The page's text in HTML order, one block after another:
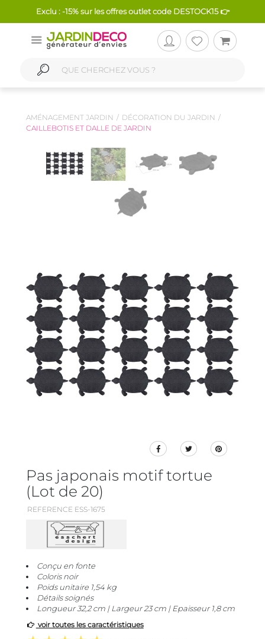
Exclu : -15% sur les offres outlet code DESTOCK15 👉
AMÉNAGEMENT JARDIN
DÉCORATION DU JARDIN
CAILLEBOTIS ET DALLE DE JARDIN
Pas japonais motif tortue
(Lot de 20)
REFERENCE ESS-1675
Conçu en fonte
Coloris noir
Poids unitaire 1,54 kg
Détails soignés
Longueur 32,2 cm | Largeur 23 cm | Epaisseur 1,8 cm
voir toutes les caractéristiques